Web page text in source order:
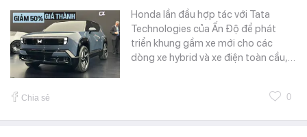
Honda lần đầu hợp tác với Tata
Technologies của Ấn Độ để phát
triển khung gầm xe mới cho các
dòng xe hybrid và xe điện toàn cầu,…
Chia sẻ 0